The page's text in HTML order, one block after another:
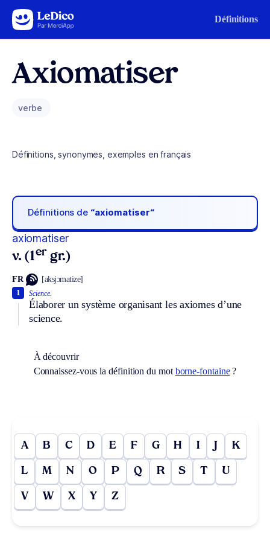
Aller au contenu Définitions
Axiomatiser
verbe
Définitions, synonymes, exemples en français
Définitions de “axiomatiser“
axiomatiser
v. (1er gr.)
FR [aksjɔmatize]
Science.
Élaborer un système organisant les axiomes d’une
science.
1
À découvrir
Connaissez-vous la définition du mot borne-fontaine?
A B C D E F G H I J K
L M N O P Q R S T U
V W X Y Z